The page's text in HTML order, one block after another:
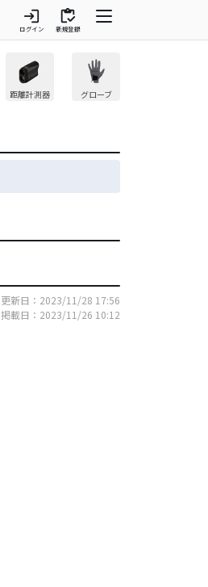
login
ログイン
inventory
新規登録
距離計測器 グローブ
更新日：2023/11/28 17:56
掲載日：2023/11/26 10:12